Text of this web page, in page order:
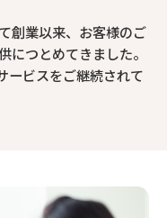
創業以来、お客様のご
につとめてきました。
ービスをご継続されて